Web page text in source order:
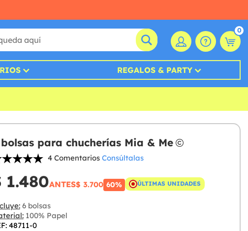
0
REGALOS & PARTY
para chucherías Mia & Me
4 Comentarios Consúltalas
1.480ANTES$ 3.700 60% ÚLTIMAS UNIDADES
6 bolsas
100% Papel
48711-0